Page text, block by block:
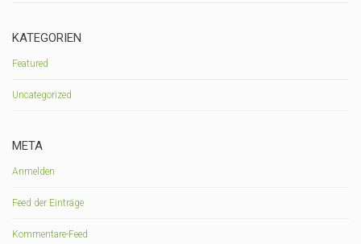
KATEGORIEN
Featured
Uncategorized
META
Anmelden
Feed der Einträge
Kommentare-Feed